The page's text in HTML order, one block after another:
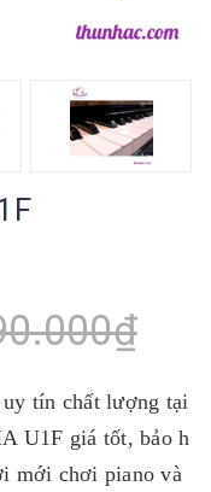
tín chất lượng tại
U1F giá tốt, bảo h
mới chơi piano và